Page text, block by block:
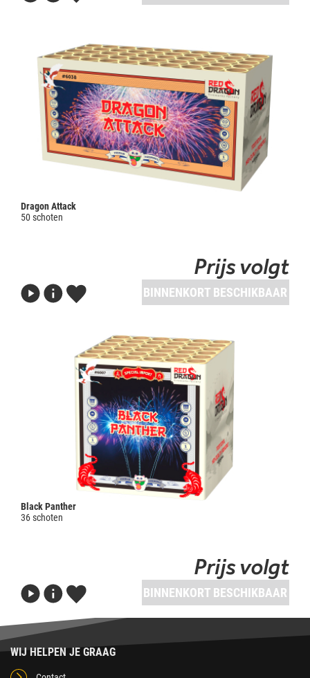
Dragon Attack
50 schoten
Prijs volgt
BINNENKORT BESCHIKBAAR
Black Panther
36 schoten
Prijs volgt
BINNENKORT BESCHIKBAAR
WIJ HELPEN JE GRAAG